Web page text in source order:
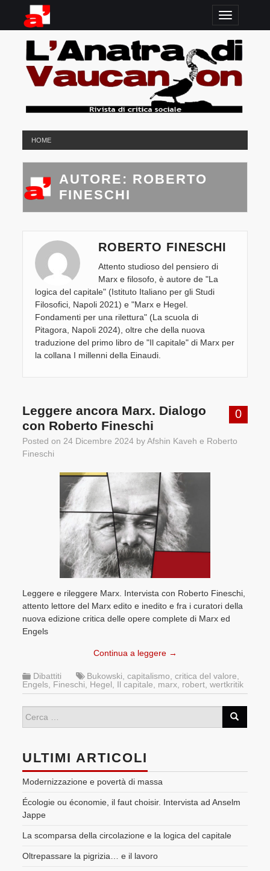
TOGGLE
HOME
AUTORE: ROBERTO
FINESCHI
ROBERTO FINESCHI
Attento studioso del pensiero di
Marx e filosofo, è autore de "La
logica del capitale" (Istituto Italiano per gli Studi
Filosofici, Napoli 2021) e "Marx e Hegel.
Fondamenti per una rilettura" (La scuola di
Pitagora, Napoli 2024), oltre che della nuova
traduzione del primo libro de "Il capitale" di Marx per
la collana I millenni della Einaudi.
0
Leggere ancora Marx. Dialogo
con Roberto Fineschi
Posted on 24 Dicembre 2024 by Afshin Kaveh e Roberto
Fineschi
Leggere e rileggere Marx. Intervista con Roberto Fineschi,
attento lettore del Marx edito e inedito e fra i curatori della
nuova edizione critica delle opere complete di Marx ed
Engels
Continua a leggere →
Dibattiti Bukowski ,capitalismo ,critica del valore
Engels Fineschi Hegel Il capitale marx robert ,wertkritik
ULTIMI ARTICOLI
Modernizzazione e povertà di massa
Écologie ou économie, il faut choisir. Intervista ad Anselm
Jappe
La scomparsa della circolazione e la logica del capitale
Oltrepassare la pigrizia… e il lavoro